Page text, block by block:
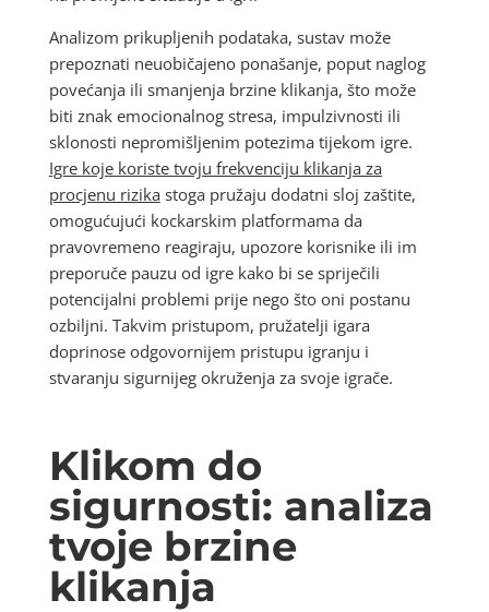
Analizom prikupljenih podataka, sustav može
prepoznati neuobičajeno ponašanje, poput naglog
povećanja ili smanjenja brzine klikanja, što može
biti znak emocionalnog stresa, impulzivnosti ili
sklonosti nepromišljenim potezima tijekom igre.
Igre koje koriste tvoju frekvenciju klikanja za
procjenu rizika stoga pružaju dodatni sloj zaštite,
omogućujući kockarskim platformama da
pravovremeno reagiraju, upozore korisnike ili im
preporuče pauzu od igre kako bi se spriječili
potencijalni problemi prije nego što oni postanu
ozbiljni. Takvim pristupom, pružatelji igara
doprinose odgovornijem pristupu igranju i
stvaranju sigurnijeg okruženja za svoje igrače.
Klikom do
sigurnosti: analiza
tvoje brzine
klikanja